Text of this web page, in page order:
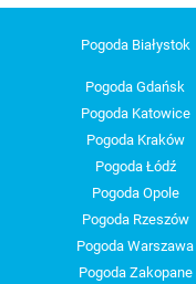
Pogoda Białystok
Pogoda Gdańsk
Pogoda Katowice
Pogoda Kraków
Pogoda Łódź
Pogoda Opole
Pogoda Rzeszów
Pogoda Warszawa
Pogoda Zakopane